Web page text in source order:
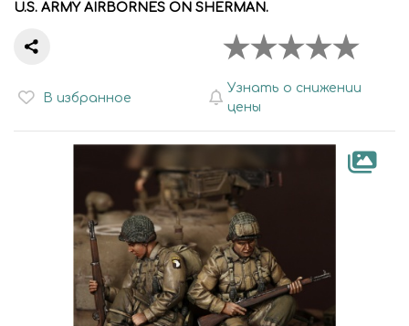
U.S. ARMY AIRBORNES ON SHERMAN.
В избранное
Узнать о снижении
цены